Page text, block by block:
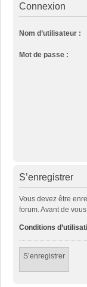
Connexion
Nom d’utilisateur :
Mot de passe :
S’enregistrer
Vous devez être
forum. Avant de
Conditions
S’enregistrer